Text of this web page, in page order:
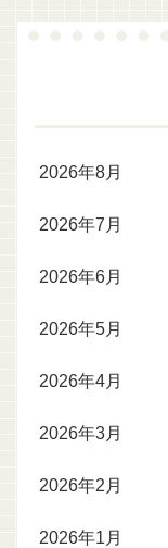
2026年8月
2026年7月
2026年6月
2026年5月
2026年4月
2026年3月
2026年2月
2026年1月